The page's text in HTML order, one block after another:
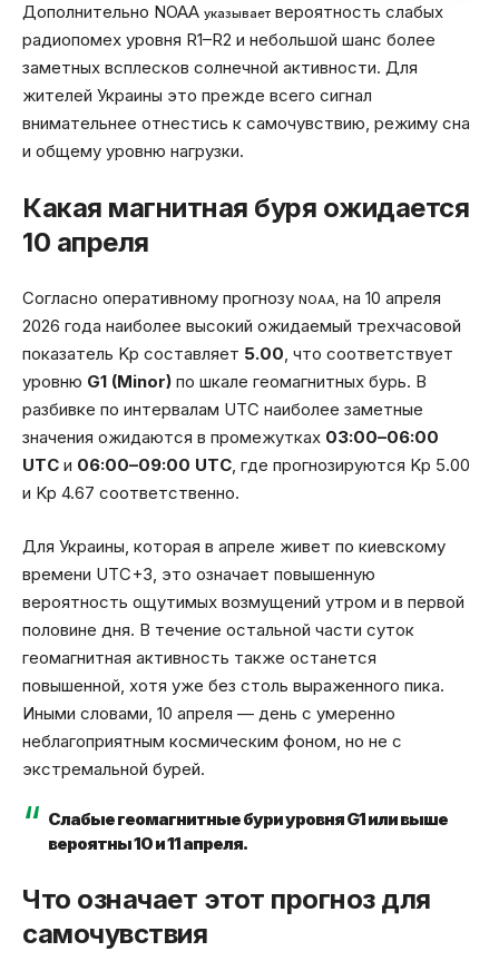
Дополнительно NOAA указывает вероятность слабых
радиопомех уровня R1–R2 и небольшой шанс более
заметных всплесков солнечной активности. Для
жителей Украины это прежде всего сигнал
внимательнее отнестись к самочувствию, режиму сна
и общему уровню нагрузки.
Какая магнитная буря ожидается
10 апреля
Согласно оперативному прогнозу NOAA, на 10 апреля
2026 года наиболее высокий ожидаемый трехчасовой
показатель Kp составляет 5.00, что соответствует
уровню G1 (Minor) по шкале геомагнитных бурь. В
разбивке по интервалам UTC наиболее заметные
значения ожидаются в промежутках 03:00–06:00
UTC и 06:00–09:00 UTC, где прогнозируются Kp 5.00
и Kp 4.67 соответственно.
Для Украины, которая в апреле живет по киевскому
времени UTC+3, это означает повышенную
вероятность ощутимых возмущений утром и в первой
половине дня. В течение остальной части суток
геомагнитная активность также останется
повышенной, хотя уже без столь выраженного пика.
Иными словами, 10 апреля — день с умеренно
неблагоприятным космическим фоном, но не с
экстремальной бурей.
Слабые геомагнитные бури уровня G1 или выше
вероятны 10 и 11 апреля.
Что означает этот прогноз для
самочувствия